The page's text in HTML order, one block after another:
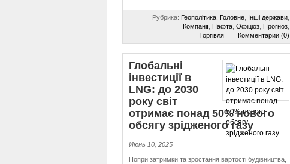
Рубрика: Геополітика, Головне, Інші держави,
Компанії, Нафта, Офіціоз, Прогноз,
Торгівля
Комментарии (0)
Глобальні
інвестиції в
LNG: до 2030
року світ
отримає понад 50% нового
обсягу зрідженого газу
Июнь 10, 2025
Попри затримки та зростання вартості будівництва,